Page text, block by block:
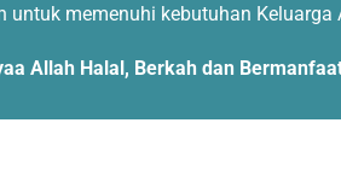
untuk memenuhi kebutuhan Keluarga
Allah Halal, Berkah dan